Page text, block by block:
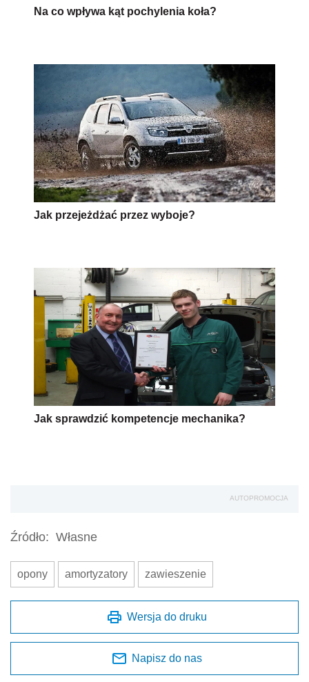
Na co wpływa kąt pochylenia koła?
Jak przejeżdżać przez wyboje?
Jak sprawdzić kompetencje mechanika?
AUTOPROMOCJA
Źródło: Własne
opony amortyzatory zawieszenie
Wersja do druku
Napisz do nas